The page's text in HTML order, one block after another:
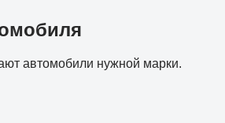
автомобили нужной марки.